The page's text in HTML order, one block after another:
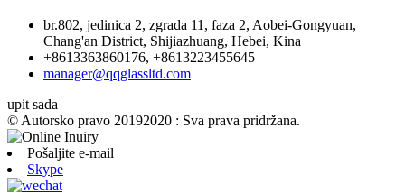
br.802, jedinica 2, zgrada 11, faza 2, Aobei-Gongyuan,
Chang'an District, Shijiazhuang, Hebei, Kina
+8613363860176, +8613223455645
manager@qqglassltd.com
upit sada
© Autorsko pravo 20192020 : Sva prava pridržana.
Pošaljite e-mail
Skype